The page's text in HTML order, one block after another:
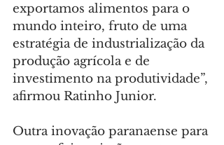
exportamos alimentos para o
mundo inteiro, fruto de uma
estratégia de industrialização da
produção agrícola e de
investimento na produtividade”,
afirmou Ratinho Junior.
Outra inovação paranaense para